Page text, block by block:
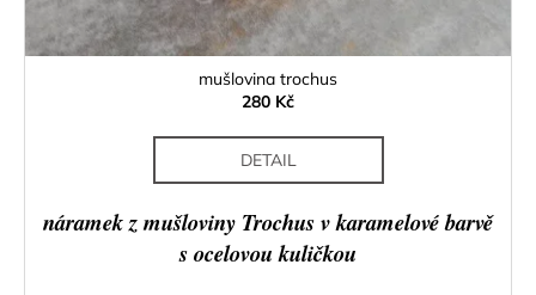
mušlovina trochus
280 Kč
DETAIL
náramek z mušloviny Trochus v karamelové barvě
s ocelovou kuličkou